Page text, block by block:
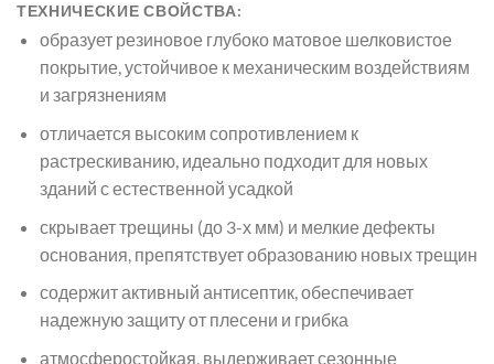
ТЕХНИЧЕСКИЕ СВОЙСТВА:
образует резиновое глубоко матовое шелковистое
покрытие, устойчивое к механическим воздействиям
и загрязнениям
отличается высоким сопротивлением к
растрескиванию, идеально подходит для новых
зданий с естественной усадкой
скрывает трещины (до 3-х мм) и мелкие дефекты
основания, препятствует образованию новых трещин
содержит активный антисептик, обеспечивает
надежную защиту от плесени и грибка
атмосферостойкая, выдерживает сезонные